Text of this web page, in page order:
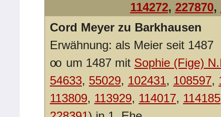
114272, 227870,
Cord Meyer zu Barkhausen
Erwähnung: als Meier seit 1487
oo um 1487 mit Sophie (Fige)
54633, 55029, 102431, 108597,
113809, 113929, 114017, 114185